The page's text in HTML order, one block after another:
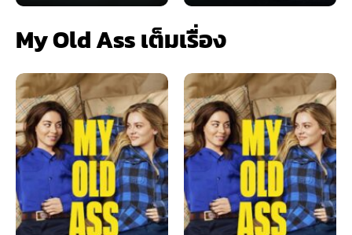
My Old Ass เต็มเรื่อง